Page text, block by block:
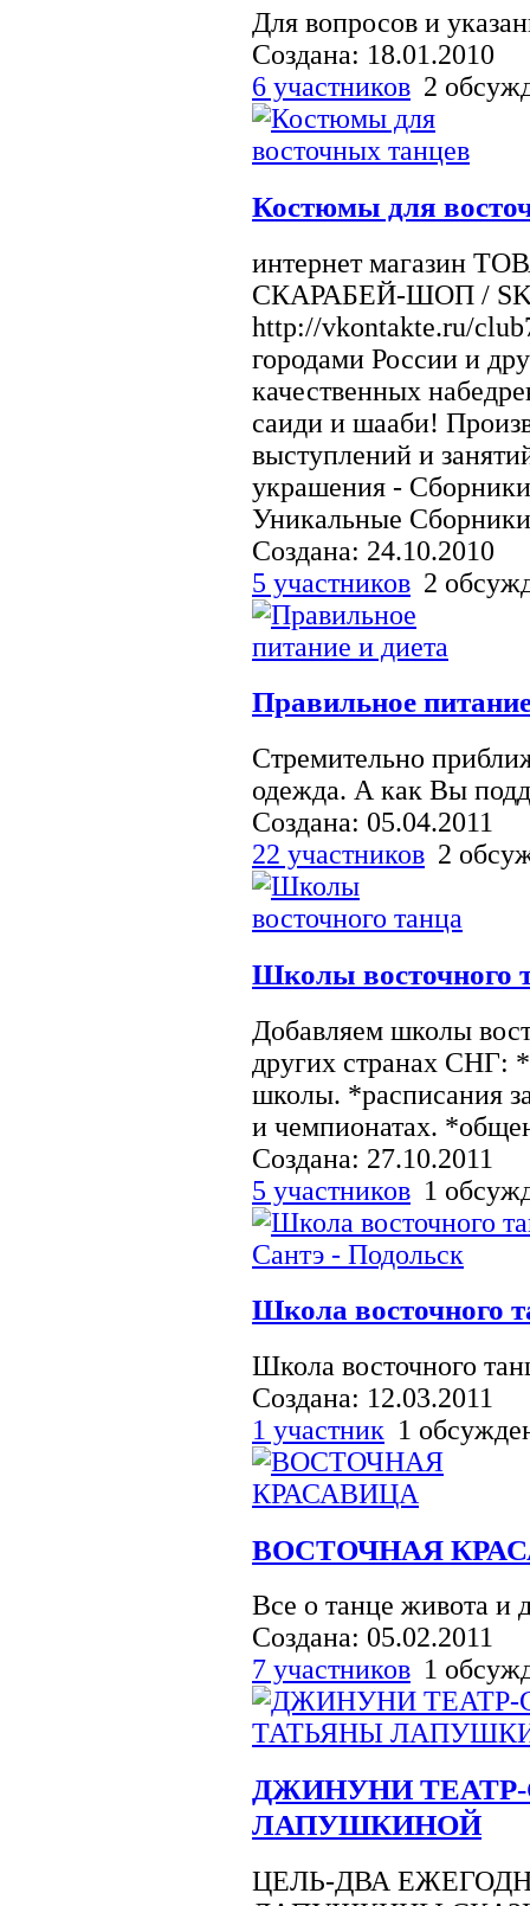
Для вопросов и
Создана: 18.01.2010
6 участников 2
Костюмы для
интернет магазин
СКАРАБЕЙ-ШОП /
http://vkontakte.ru/
городами России и
качественных
саиди и шааби!
выступлений и
украшения -
Уникальные
Создана: 24.10.2010
5 участников 2
Правильное
Стремительно
одежда. А как Вы
Создана: 05.04.2011
22 участников 2
Школы восточного
Добавляем школы
других странах СНГ:
школы. *расписания
и чемпионатах.
Создана: 27.10.2011
5 участников 1
Школа восточного
Школа восточного
Создана: 12.03.2011
1 участник 1
ВОСТОЧНАЯ
Все о танце живота и
Создана: 05.02.2011
7 участников 1
ДЖИНУНИ
ЛАПУШКИНОЙ
ЦЕЛЬ-ДВА